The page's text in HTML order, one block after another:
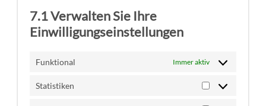
7.1 Verwalten Sie Ihre
Einwilligungseinstellungen
Funktional Immer aktiv
Statistiken
Statistiken